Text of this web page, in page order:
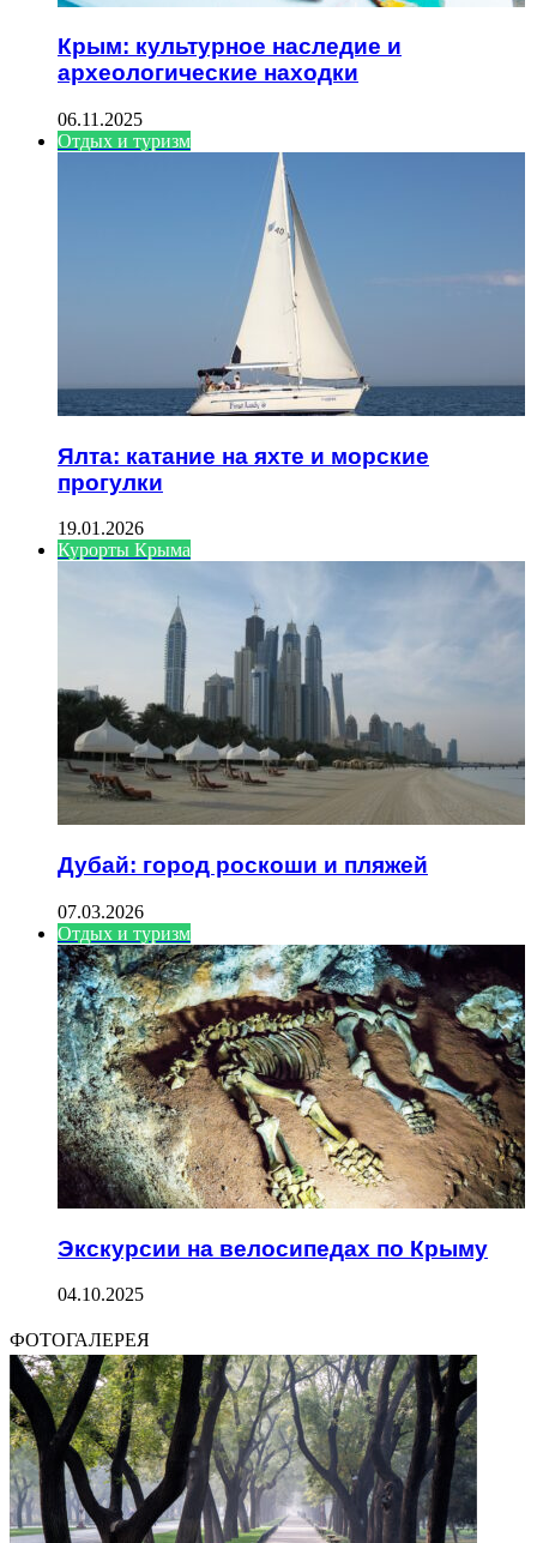
Крым: культурное наследие и
археологические находки
06.11.2025
Отдых и туризм
Ялта: катание на яхте и морские
прогулки
19.01.2026
Курорты Крыма
Дубай: город роскоши и пляжей
07.03.2026
Отдых и туризм
Экскурсии на велосипедах по Крыму
04.10.2025
ФОТОГАЛЕРЕЯ